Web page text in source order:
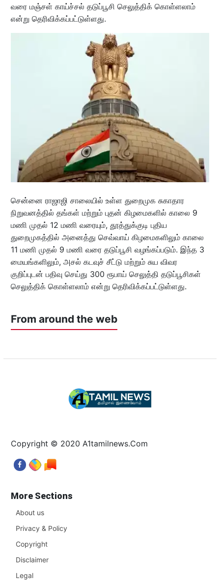
வரை மஞ்சள் காய்ச்சல் தடுப்பூசி செலுத்திக் கொள்ளலாம்
என்று தெரிவிக்கப்பட்டுள்ளது.
சென்னை ராஜாஜி சாலையில் உள்ள துறைமுக சுகாதார
நிறுவனத்தில் தங்கள் மற்றும் புதன் கிழமைகளில் காலை 9
மணி முதல் 12 மணி வரையும், தூத்துக்குடி புதிய
துறைமுகத்தில் அனைத்து செவ்வாய் கிழமைகளிலும் காலை
11 மணி முதல் 9 மணி வரை தடுப்பூசி வழங்கப்படும். இந்த 3
மையங்களிலும், அசல் கடவுச் சீட்டு மற்றும் சுய விவர
குறிப்புடன் பதிவு செய்து 300 ரூபாய் செலுத்தி தடுப்பூசிகள்
செலுத்திக் கொள்ளலாம் என்று தெரிவிக்கப்பட்டுள்ளது.
From around the web
Copyright © 2020 A1tamilnews.Com
More Sections
About us
Privacy & Policy
Copyright
Disclaimer
Legal